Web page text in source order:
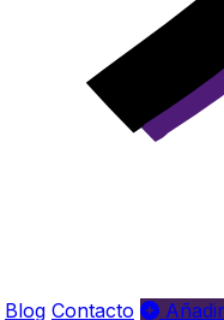
Blog Contacto